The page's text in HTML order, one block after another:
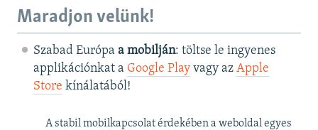
Maradjon velünk!
Szabad Európa a mobilján: töltse le ingyenes
applikációnkat a Google Playvagy az Apple
Store kínálatából!
A stabil mobilkapcsolat érdekében a weboldal egyes